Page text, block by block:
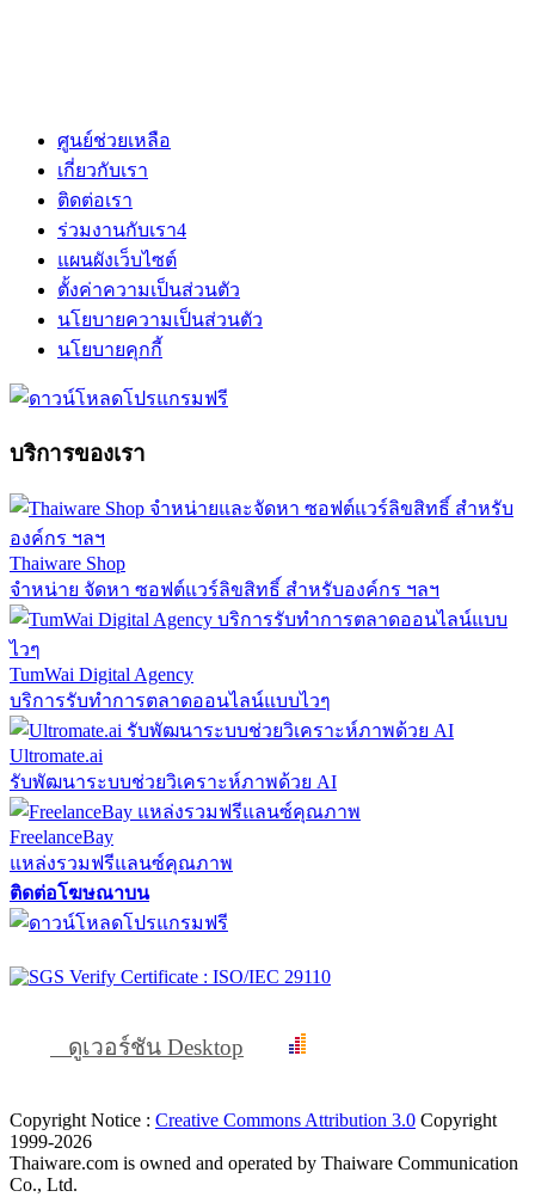
ศูนย์ช่วยเหลือ
เกี่ยวกับเรา
ติดต่อเรา
ร่วมงานกับเรา4
แผนผังเว็บไซต์
ตั้งค่าความเป็นส่วนตัว
นโยบายความเป็นส่วนตัว
นโยบายคุกกี้
บริการของเรา
Thaiware Shop
จำหน่าย จัดหา ซอฟต์แวร์ลิขสิทธิ์ สำหรับองค์กร ฯลฯ
TumWai Digital Agency
บริการรับทำการตลาดออนไลน์แบบไวๆ
Ultromate.ai
รับพัฒนาระบบช่วยวิเคราะห์ภาพด้วย AI
FreelanceBay
แหล่งรวมฟรีแลนซ์คุณภาพ
ติดต่อโฆษณาบน
ดูเวอร์ชัน Desktop
Copyright Notice : Creative Commons Attribution 3.0 Copyright
1999-2026
Thaiware.com is owned and operated by Thaiware Communication
Co., Ltd.